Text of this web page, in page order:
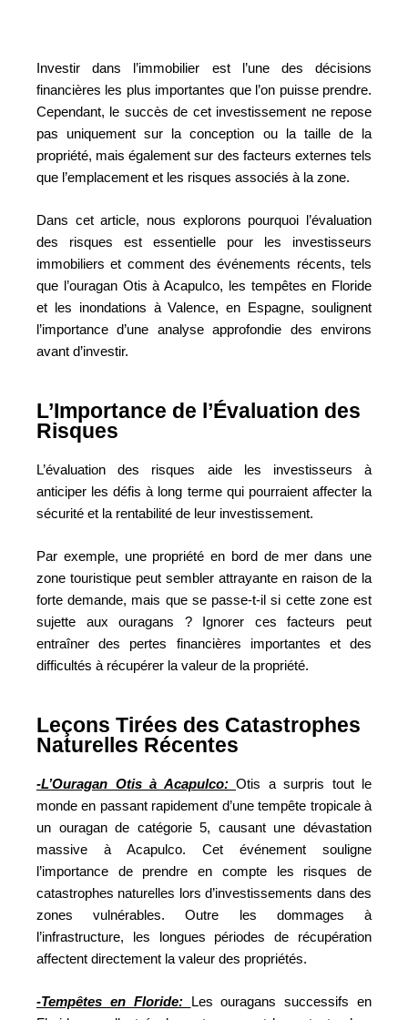
Investir dans l’immobilier est l’une des décisions
financières les plus importantes que l’on puisse prendre.
Cependant, le succès de cet investissement ne repose
pas uniquement sur la conception ou la taille de la
propriété, mais également sur des facteurs externes tels
que l’emplacement et les risques associés à la zone.
Dans cet article, nous explorons pourquoi l’évaluation
des risques est essentielle pour les investisseurs
immobiliers et comment des événements récents, tels
que l’ouragan Otis à Acapulco, les tempêtes en Floride
et les inondations à Valence, en Espagne, soulignent
l’importance d’une analyse approfondie des environs
avant d’investir.
L’Importance de l’Évaluation des
Risques
L’évaluation des risques aide les investisseurs à
anticiper les défis à long terme qui pourraient affecter la
sécurité et la rentabilité de leur investissement.
Par exemple, une propriété en bord de mer dans une
zone touristique peut sembler attrayante en raison de la
forte demande, mais que se passe-t-il si cette zone est
sujette aux ouragans ? Ignorer ces facteurs peut
entraîner des pertes financières importantes et des
difficultés à récupérer la valeur de la propriété.
Leçons Tirées des Catastrophes
Naturelles Récentes
-L’Ouragan Otis à Acapulco: Otis a surpris tout le
monde en passant rapidement d’une tempête tropicale à
un ouragan de catégorie 5, causant une dévastation
massive à Acapulco. Cet événement souligne
l’importance de prendre en compte les risques de
catastrophes naturelles lors d’investissements dans des
zones vulnérables. Outre les dommages à
l’infrastructure, les longues périodes de récupération
affectent directement la valeur des propriétés.
-Tempêtes en Floride: Les ouragans successifs en